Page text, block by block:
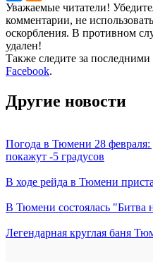
Уважаемые читатели!
комментарии, не
оскорбления. В противном
удален!
Также следите за последними
Facebook.
Другие новости
Погода в Тюмени 28 февраля:
покажут -5 градусов
В ходе рейда в Тюмени
В Тюмени состоялась "Битва
Легендарная круглая баня